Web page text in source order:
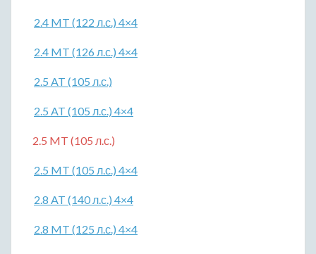
2.4 MT (122 л.с.) 4×4
2.4 MT (126 л.с.) 4×4
2.5 AT (105 л.с.)
2.5 AT (105 л.с.) 4×4
2.5 MT (105 л.с.)
2.5 MT (105 л.с.) 4×4
2.8 AT (140 л.с.) 4×4
2.8 MT (125 л.с.) 4×4